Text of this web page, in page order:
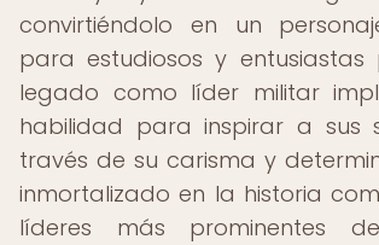
convirtiéndolo en un
para estudiosos y entusiastas
legado como líder militar
habilidad para inspirar a sus
través de su carisma y
inmortalizado en la historia
líderes más prominentes